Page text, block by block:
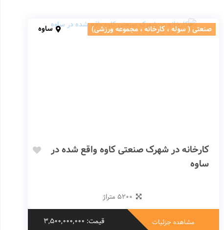
صنعتی ( سوله ، کارخانه ، مجموعه ورزشی) ساوه
کارخانه در شهرک صنعتی کاوه واقع شده در
ساوه
5200 متراژ
مشاهده جزئیات قیمت: 3,500,000,000